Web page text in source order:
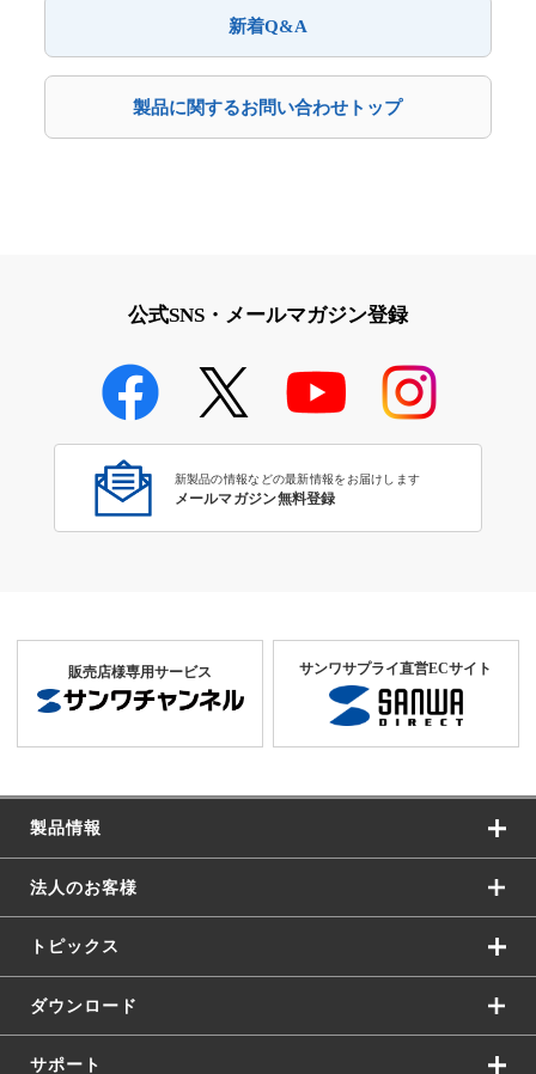
新着Q&A
製品に関するお問い合わせトップ
公式SNS・メールマガジン登録
新製品の情報などの最新情報をお届けします
メールマガジン無料登録
販売店様専用サービス サンワサプライ直営ECサイト
製品情報
法人のお客様
トピックス
ダウンロード
サポート